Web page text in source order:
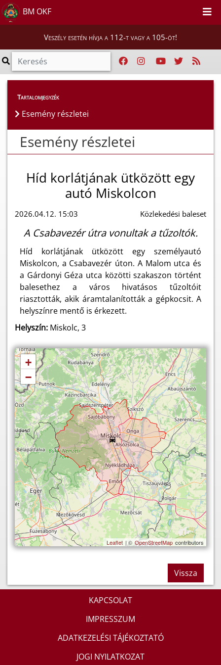
BM OKF
Veszély esetén hívja a 112-t vagy a 105-öt!
Esemény részletei
Tartalomjegyzék
Esemény részletei
Esemény részletei
Híd korlátjának ütközött egy
autó Miskolcon
2026.04.12. 15:03 Közlekedési baleset
A Csabavezér útra vonultak a tűzoltók.
Híd korlátjának ütközött egy személyautó
Miskolcon, a Csabavezér úton. A Malom utca és
a Gárdonyi Géza utca közötti szakaszon történt
balesethez a város hivatásos tűzoltóit
riasztották, akik áramtalanították a gépkocsit. A
helyszínre mentő is érkezett.
Helyszín: Miskolc, 3
+
−
Leaflet | © OpenStreetMap contributors
Vissza
KAPCSOLAT
IMPRESSZUM
ADATKEZELÉSI TÁJÉKOZTATÓ
JOGI NYILATKOZAT